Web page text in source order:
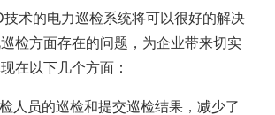
的电力巡检系统将可以很好的解决
检方面存在的问题，为企业带来切实
在以下几个方面：
员的巡检和提交巡检结果，减少了